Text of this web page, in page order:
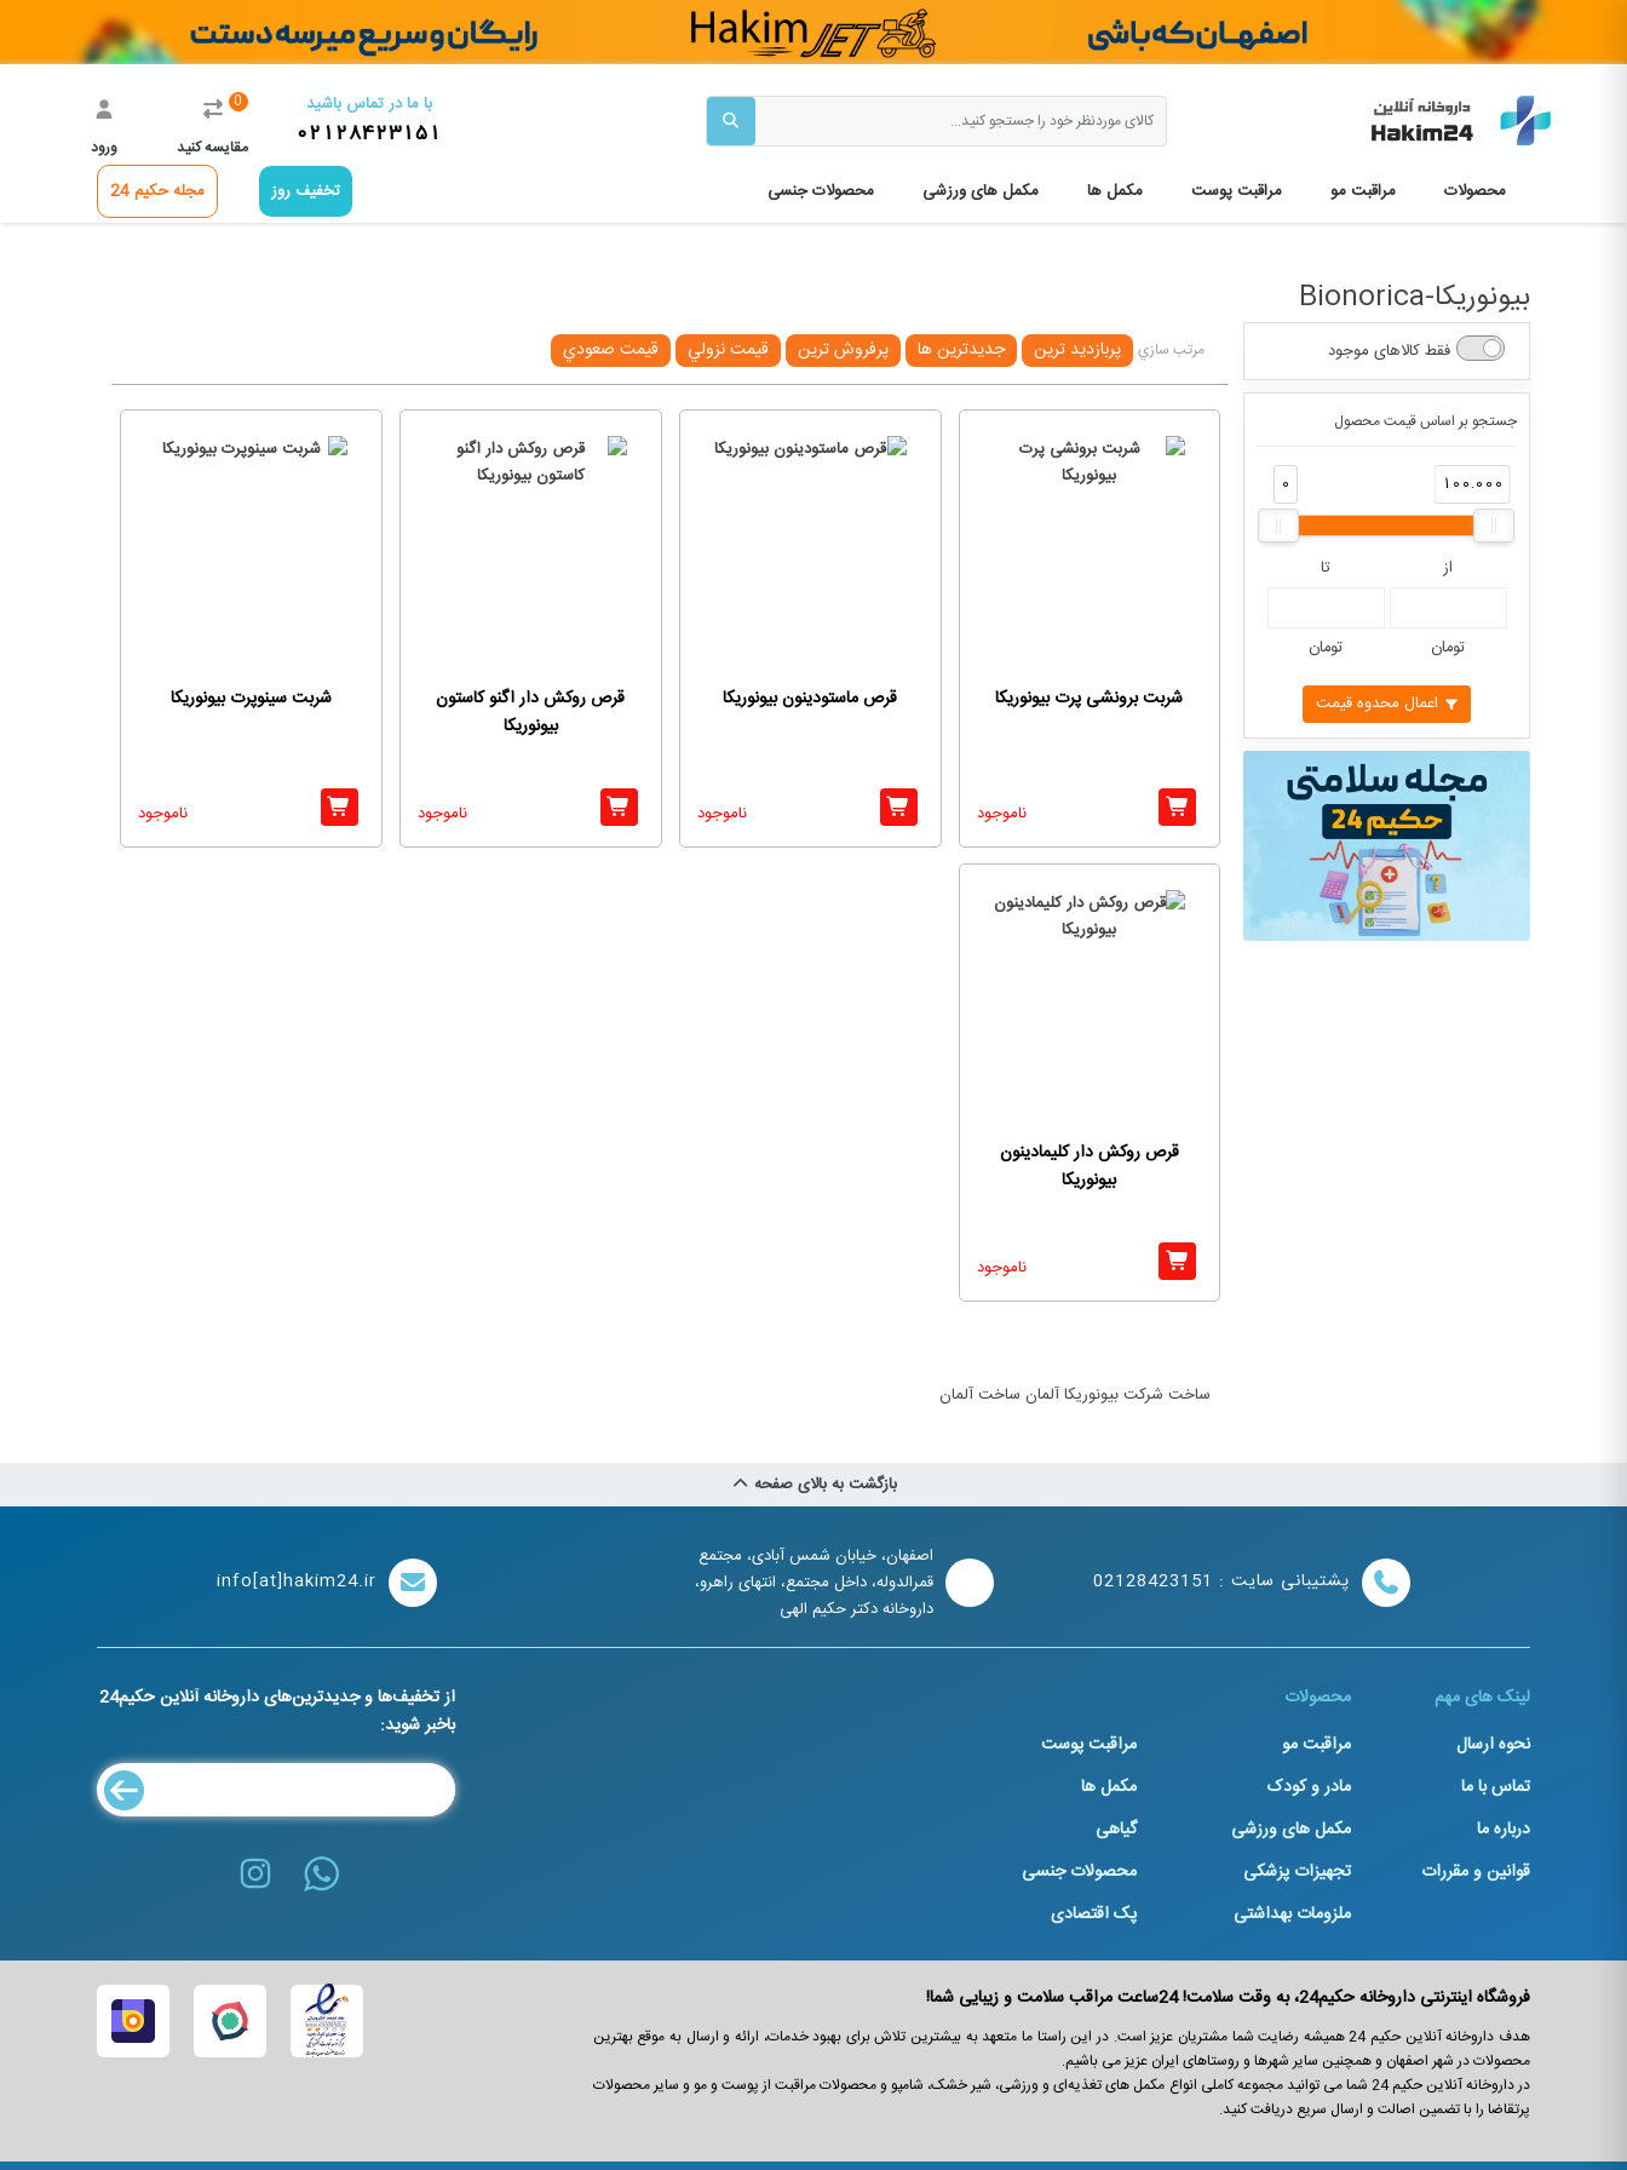
با ما در تماس باشید
02128423151
0
مقایسه کنید ورود
محصولات مراقبت مو مراقبت پوست مکمل ها مکمل های ورزشی محصولات جنسی تخفیف روز مجله حکیم 24
بیونوریکا-Bionorica
فقط کالاهای موجود
جستجو بر اساس قیمت محصول
0 100.000
از
تومان
تا
تومان
اعمال محدوه قیمت
مرتب سازي پربازديد ترين جديدترين ها پرفروش ترين قيمت نزولي قيمت صعودي
شربت برونشی پرت بیونوریکا
ناموجود
قرص ماستودینون بیونوریکا
ناموجود
قرص روکش دار اگنو کاستون
بیونوریکا
ناموجود
شربت سینوپرت بیونوریکا
ناموجود
قرص روکش دار کلیمادینون
بیونوریکا
ناموجود
ساخت شرکت بیونوریکا آلمان ساخت آلمان
بازگشت به بالای صفحه
پشتیبانی سایت : 02128423151
اصفهان، خیابان شمس آبادی، مجتمع
قمرالدوله، داخل مجتمع، انتهای راهرو،
داروخانه دکتر حکیم الهی
info[at]hakim24.ir
لینک های مهم
نحوه ارسال
تماس با ما
درباره ما
قوانین و مقررات
محصولات
مراقبت مو
مراقبت پوست
مادر و کودک
مکمل ها
مکمل های ورزشی
گیاهی
تجهیزات پزشکی
محصولات جنسی
ملزومات بهداشتی
پک اقتصادی
از تخفیف‌ها و جدیدترین‌های داروخانه آنلاین حکیم24
باخبر شوید:
فروشگاه اینترنتی داروخانه حکیم24، به وقت سلامت! 24ساعت مراقب سلامت و زیبایی شما!
هدف داروخانه آنلاین حکیم 24 همیشه رضایت شما مشتریان عزیز است. در این راستا ما متعهد به بیشترین تلاش برای بهبود خدمات، ارائه و ارسال به موقع بهترین
محصولات در شهر اصفهان و همچنین سایر شهرها و روستاهای ایران عزیز می باشیم.
در داروخانه آنلاین حکیم 24 شما می ‌توانید مجموعه کاملی انواع مکمل‌ های تغذیه‌ای و ورزشی، شیر خشک، شامپو و محصولات مراقبت از پوست و مو و سایر محصولات
پرتقاضا را با تضمین اصالت و ارسال سریع دریافت کنید.